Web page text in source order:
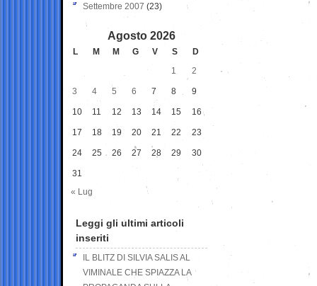
Settembre 2007 (23)
Agosto 2026
L M M G V S
D
1
2
3 4 5 6 7 8 9
10 11 12 13 14 15 16
17 18 19 20 21 22 23
24 25 26 27 28 29 30
31
« Lug
Leggi gli ultimi articoli
inseriti
IL BLITZ DI SILVIA SALIS AL
VIMINALE CHE SPIAZZA LA